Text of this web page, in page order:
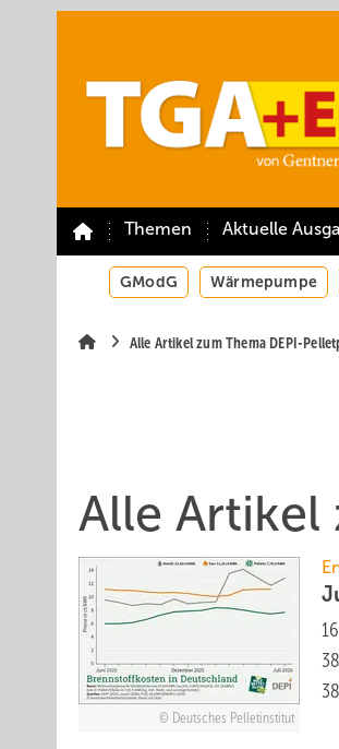
Themen Aktuelle
GModG Wärmepumpe
Alle Artikel zum Thema DEPI-
Alle Artikel
Deutsches Pelletinstitut